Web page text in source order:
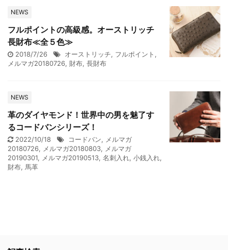
NEWS
フルポイントの高級感。オーストリッチ
長財布≪全５色≫
2018/7/26 オーストリッチ, フルポイント ,
メルマガ20180726, 財布, 長財布
NEWS
革のダイヤモンド！世界中の男を魅了す
るコードバンシリーズ！
2022/10/18 コードバン, メルマガ
20180726, メルマガ20180803, メルマガ
20190301, メルマガ20190513, 名刺入れ, 小銭入れ,
財布, 馬革